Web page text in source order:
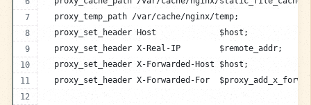
  proxy_temp_path /var/cache/nginx/temp;
  proxy_set_header Host             $host;
  proxy_set_header X-Real-IP        $remote_addr;
  proxy_set_header X-Forwarded-Host $host;
proxy_set_header X-Forwarded-For